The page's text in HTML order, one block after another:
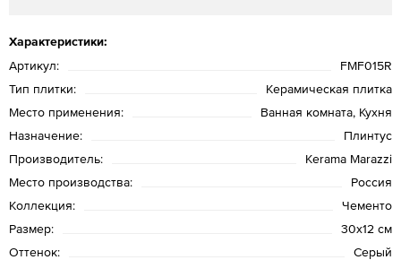
Характеристики:
Артикул:
FMF015R
Тип плитки:
Керамическая плитка
Место применения:
Ванная комната, Кухня
Назначение:
Плинтус
Производитель:
Kerama Marazzi
Место производства:
Россия
Коллекция:
Чементо
Размер:
30x12 см
Оттенок:
Серый